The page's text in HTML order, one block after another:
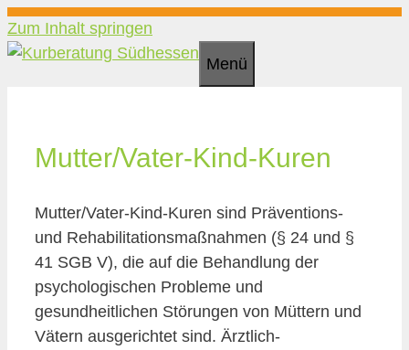
Zum Inhalt springen
Menü
Mutter/Vater-Kind-Kuren
Mutter/Vater-Kind-Kuren sind Präventions-
und Rehabilitationsmaßnahmen (§ 24 und §
41 SGB V), die auf die Behandlung der
psychologischen Probleme und
gesundheitlichen Störungen von Müttern und
Vätern ausgerichtet sind. Ärztlich-